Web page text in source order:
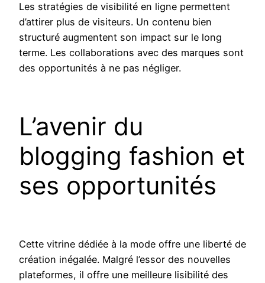
Les stratégies de visibilité en ligne permettent
d’attirer plus de visiteurs. Un contenu bien
structuré augmentent son impact sur le long
terme. Les collaborations avec des marques sont
des opportunités à ne pas négliger.
L’avenir du
blogging fashion et
ses opportunités
Cette vitrine dédiée à la mode offre une liberté de
création inégalée. Malgré l’essor des nouvelles
plateformes, il offre une meilleure lisibilité des